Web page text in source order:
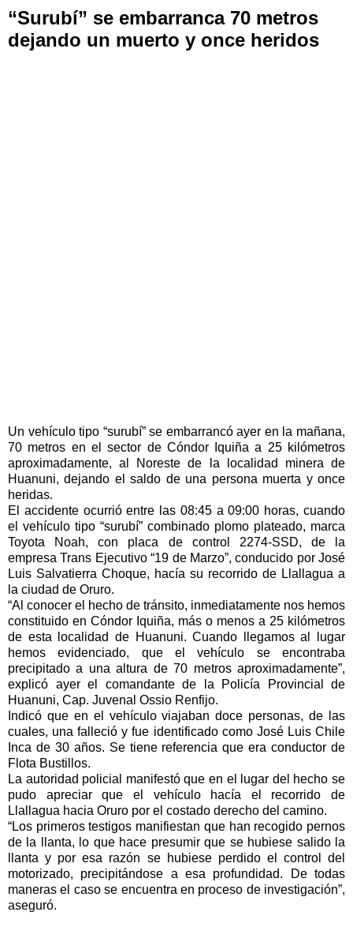
“Surubí” se embarranca 70 metros
dejando un muerto y once heridos
Un vehículo tipo “surubí” se embarrancó ayer en la mañana,
70 metros en el sector de Cóndor Iquiña a 25 kilómetros
aproximadamente, al Noreste de la localidad minera de
Huanuni, dejando el saldo de una persona muerta y once
heridas.
El accidente ocurrió entre las 08:45 a 09:00 horas, cuando
el vehículo tipo “surubí” combinado plomo plateado, marca
Toyota Noah, con placa de control 2274-SSD, de la
empresa Trans Ejecutivo “19 de Marzo”, conducido por José
Luis Salvatierra Choque, hacía su recorrido de Llallagua a
la ciudad de Oruro.
“Al conocer el hecho de tránsito, inmediatamente nos hemos
constituido en Cóndor Iquiña, más o menos a 25 kilómetros
de esta localidad de Huanuni. Cuando llegamos al lugar
hemos evidenciado, que el vehículo se encontraba
precipitado a una altura de 70 metros aproximadamente”,
explicó ayer el comandante de la Policía Provincial de
Huanuni, Cap. Juvenal Ossio Renfijo.
Indicó que en el vehículo viajaban doce personas, de las
cuales, una falleció y fue identificado como José Luis Chile
Inca de 30 años. Se tiene referencia que era conductor de
Flota Bustillos.
La autoridad policial manifestó que en el lugar del hecho se
pudo apreciar que el vehículo hacía el recorrido de
Llallagua hacia Oruro por el costado derecho del camino.
“Los primeros testigos manifiestan que han recogido pernos
de la llanta, lo que hace presumir que se hubiese salido la
llanta y por esa razón se hubiese perdido el control del
motorizado, precipitándose a esa profundidad. De todas
maneras el caso se encuentra en proceso de investigación”,
aseguró.